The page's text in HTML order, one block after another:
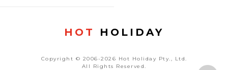
HOT HOLIDAY
Copyright © 2006-2026 Hot Holiday Pty., Ltd.
All Rights Reserved.